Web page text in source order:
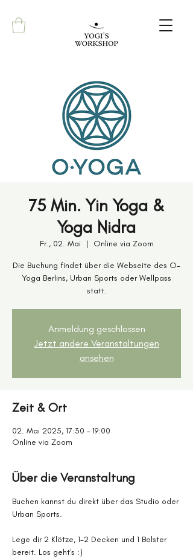
75 Min. Yin Yoga &
Yoga Nidra
Fr., 02. Mai
  |
Online via Zoom
Die Buchung findet über die Webseite des O-
Yoga Berlins, Urban Sports oder Wellpass
statt.
Anmeldung geschlossen
Jetzt andere Veranstaltungen
ansehen
Zeit & Ort
02. Mai 2025, 17:30 – 19:00
Online via Zoom
Über die Veranstaltung
Buchen kannst du direkt über das Studio oder
Urban Sports.
Lege dir 2 Klötze, 1-2 Decken und 1 Bolster
bereit. Los geht's :)